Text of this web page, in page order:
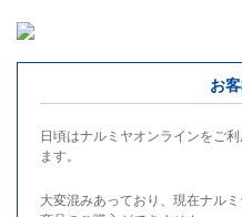
お
日頃はナルミヤオンラインをご
ます。
大変混みあっており、現在ナル